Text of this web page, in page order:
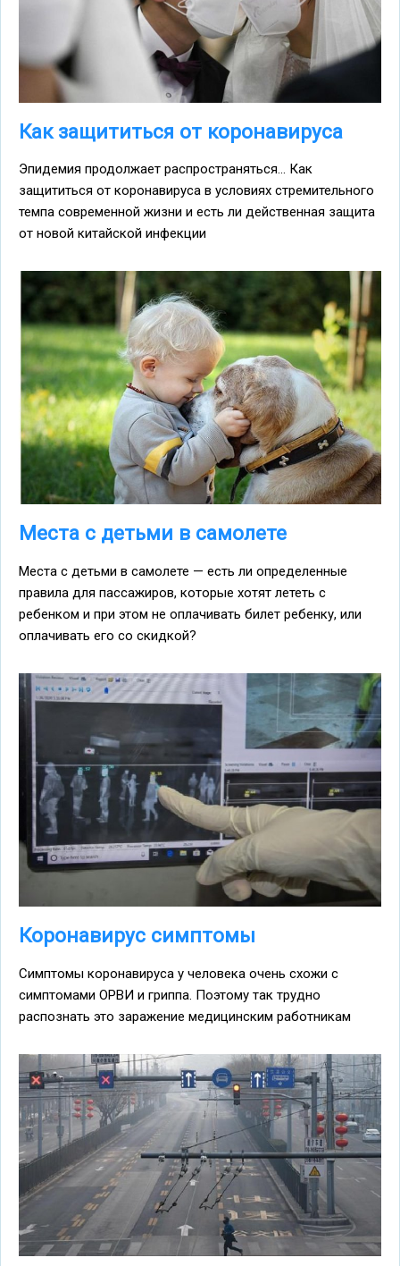
Как защититься от коронавируса
Эпидемия продолжает распространяться... Как
защититься от коронавируса в условиях стремительного
темпа современной жизни и есть ли действенная защита
от новой китайской инфекции
Места с детьми в самолете
Места с детьми в самолете — есть ли определенные
правила для пассажиров, которые хотят лететь с
ребенком и при этом не оплачивать билет ребенку, или
оплачивать его со скидкой?
Коронавирус симптомы
Симптомы коронавируса у человека очень схожи с
симптомами ОРВИ и гриппа. Поэтому так трудно
распознать это заражение медицинским работникам